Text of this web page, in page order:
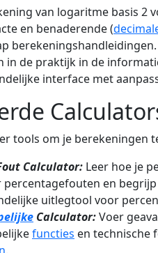
van logaritme basis 2
en benaderende (
berekeningshandleidingen.
in de praktijk in de
interface met
tools om je berekeningen
Calculator: Leer hoe je
percentagefouten en
uitlegtool voor
Calculator:Voer
functies en technische